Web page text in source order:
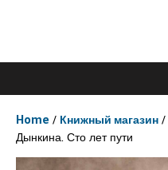
Home / Книжный магазин/
Дынкина. Сто лет пути